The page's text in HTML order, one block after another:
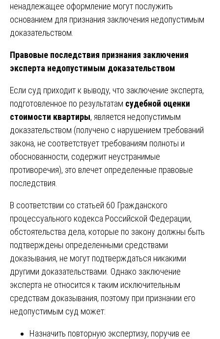
ненадлежащее оформление могут послужить
основанием для признания заключения недопустимым
доказательством.
Правовые последствия признания заключения
эксперта недопустимым доказательством
Если суд приходит к выводу, что заключение эксперта,
подготовленное по результатам судебной оценки
стоимости квартиры, является недопустимым
доказательством (получено с нарушением требований
закона, не соответствует требованиям полноты и
обоснованности, содержит неустранимые
противоречия), это влечет определенные правовые
последствия.
В соответствии со статьей 60 Гражданского
процессуального кодекса Российской Федерации,
обстоятельства дела, которые по закону должны быть
подтверждены определенными средствами
доказывания, не могут подтверждаться никакими
другими доказательствами. Однако заключение
эксперта не относится к таким исключительным
средствам доказывания, поэтому при признании его
недопустимым суд может:
Назначить повторную экспертизу, поручив ее